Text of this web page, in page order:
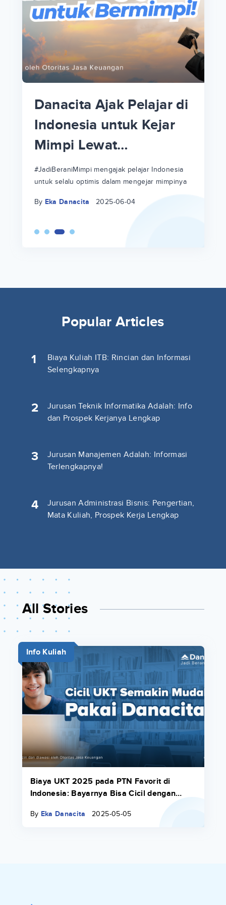
Danacita Ajak Pelajar di
Indonesia untuk Kejar
Mimpi Lewat
#JadiBeraniMimpi
#JadiBeraniMimpi mengajak pelajar Indonesia
untuk selalu optimis dalam mengejar mimpinya
By Eka Danacita 2025-06-04
Popular Articles
1
Biaya Kuliah ITB: Rincian dan Informasi
Selengkapnya
2
Jurusan Teknik Informatika Adalah: Info
dan Prospek Kerjanya Lengkap
3
Jurusan Manajemen Adalah: Informasi
Terlengkapnya!
4
Jurusan Administrasi Bisnis: Pengertian,
Mata Kuliah, Prospek Kerja Lengkap
All Stories
Info Kuliah
Biaya UKT 2025 pada PTN Favorit di
Indonesia: Bayarnya Bisa Cicil dengan
By Eka Danacita 2025-05-05